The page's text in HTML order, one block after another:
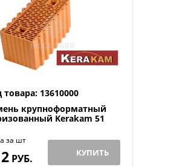
товара: 13610000
крупноформатный
Kerakam 51
за шт
РУБ. КУПИТЬ